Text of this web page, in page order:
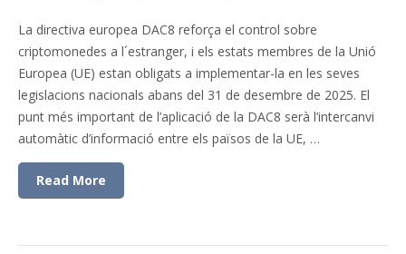
La directiva europea DAC8 reforça el control sobre
criptomonedes a l´estranger, i els estats membres de la Unió
Europea (UE) estan obligats a implementar-la en les seves
legislacions nacionals abans del 31 de desembre de 2025. El
punt més important de l’aplicació de la DAC8 serà l’intercanvi
automàtic d’informació entre els països de la UE, …
Read More